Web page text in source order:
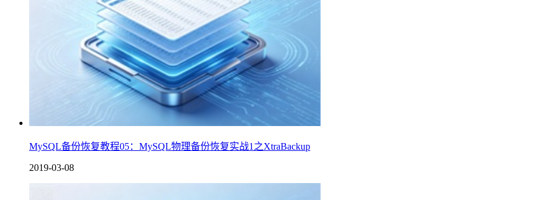
MySQL备份恢复教程05：MySQL物理备份恢复实战1之XtraBackup
2019-03-08